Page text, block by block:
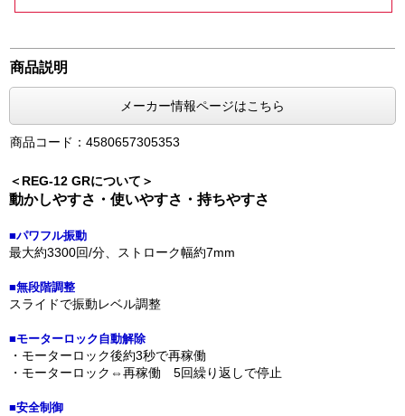
商品説明
メーカー情報ページはこちら
商品コード：4580657305353
＜REG-12 GRについて＞
動かしやすさ・使いやすさ・持ちやすさ
■パワフル振動
最大約3300回/分、ストローク幅約7mm
■無段階調整
スライドで振動レベル調整
■モーターロック自動解除
・モーターロック後約3秒で再稼働
・モーターロック⇔再稼働 5回繰り返しで停止
■安全制御